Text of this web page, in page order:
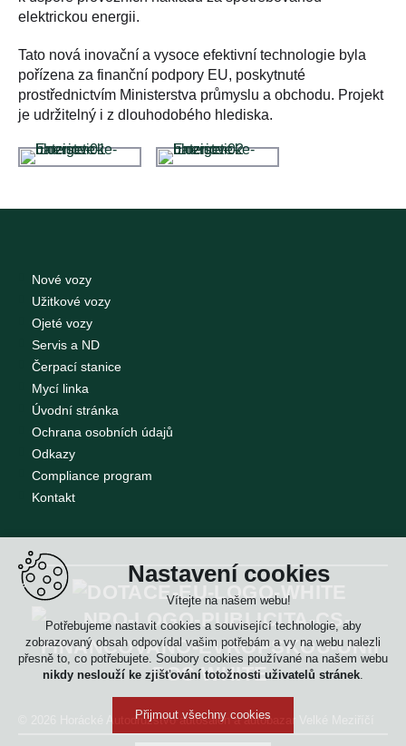
elektrickou energii.
Tato nová inovační a vysoce efektivní technologie byla
pořízena za finanční podpory EU, poskytnuté
prostřednictvím Ministerstva průmyslu a obchodu. Projekt
je udržitelný i z dlouhodobého hlediska.
Nové vozy
Užitkové vozy
Ojeté vozy
Servis a ND
Čerpací stanice
Mycí linka
Úvodní stránka
Ochrana osobních údajů
Odkazy
Compliance program
Kontakt
© 2026 Horácké Autodružstvo autosalon a autobazar Velké Meziříčí
Nastavení cookies
Vítejte na našem webu!
Potřebujeme nastavit cookies a související technologie, aby
zobrazovaný obsah odpovídal vašim potřebám a vy na webu nalezli
přesně to, co potřebujete. Soubory cookies používané na našem webu
nikdy neslouží ke zjišťování totožnosti uživatelů stránek.
Přijmout všechny cookies